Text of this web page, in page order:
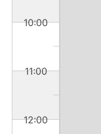
10:00
11:00
12:00